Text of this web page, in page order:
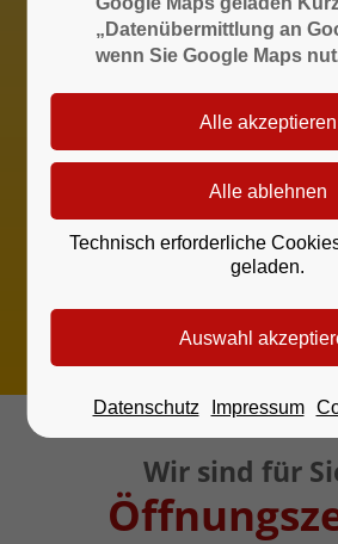
Sprechzeiten
Dienstag 9-12 und 14-18
und nach
Wir sind für
„Datenübermittlung an
wenn Sie Google Maps
Technisch erforderliche
geladen.
Datenschutz Impressum